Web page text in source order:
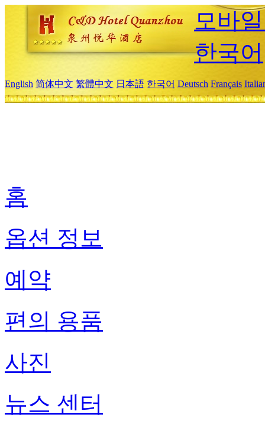
모바
한국어
English 简体中文 繁體中文 日本語 한국어 Deutsch Français
홈
옵션 정보
예약
편의 용품
사진
뉴스 센터